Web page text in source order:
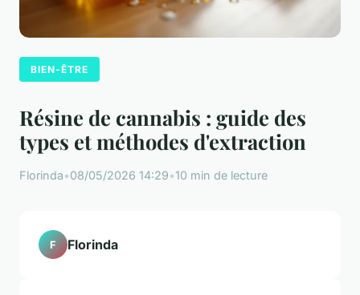
BIEN-ÊTRE
Résine de cannabis : guide des
types et méthodes d'extraction
Florinda•08/05/2026 14:29•10 min de lecture
F Florinda